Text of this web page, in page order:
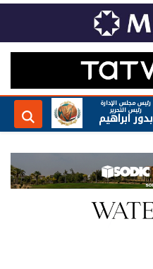
رئيس مجلس الإدارة
رئيس التحرير
بدور ابراهيم